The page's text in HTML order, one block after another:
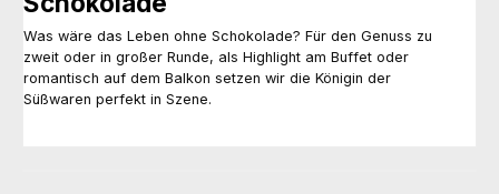
Was wäre das Leben ohne Schokolade? Für den Genuss zu
zweit oder in großer Runde, als Highlight am Buffet oder
romantisch auf dem Balkon setzen wir die Königin der
Süßwaren perfekt in Szene.